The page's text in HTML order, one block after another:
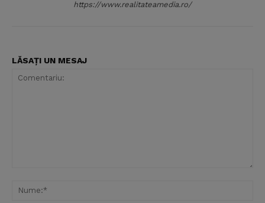
https://www.realitateamedia.ro/
LĂSAȚI UN MESAJ